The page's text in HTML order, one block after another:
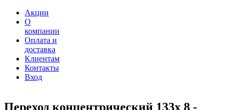
Акции
О
компании
Оплата и
доставка
Клиентам
Контакты
Вход
Переход концентрический 133х 8 -